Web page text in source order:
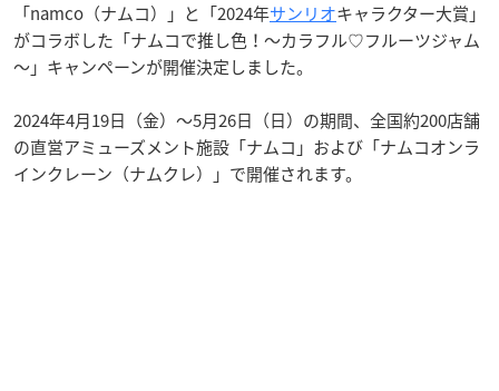
「namco（ナムコ）」と「2024年サンリオキャラクター大賞」
がコラボした「ナムコで推し色！～カラフル♡フルーツジャム
～」キャンペーンが開催決定しました。
2024年4月19日（金）～5月26日（日）の期間、全国約200店舗
の直営アミューズメント施設「ナムコ」および「ナムコオンラ
インクレーン（ナムクレ）」で開催されます。